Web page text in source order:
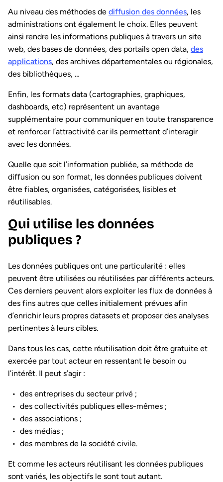
Au niveau des méthodes de diffusion des données, les
administrations ont également le choix. Elles peuvent
ainsi rendre les informations publiques à travers un site
web, des bases de données, des portails open data, des
applications, des archives départementales ou régionales,
des bibliothèques, …
Enfin, les formats data (cartographies, graphiques,
dashboards, etc) représentent un avantage
supplémentaire pour communiquer en toute transparence
et renforcer l’attractivité car ils permettent d’interagir
avec les données.
Quelle que soit l’information publiée, sa méthode de
diffusion ou son format, les données publiques doivent
être fiables, organisées, catégorisées, lisibles et
réutilisables.
Qui utilise les données
publiques ?
Les données publiques ont une particularité : elles
peuvent être utilisées ou réutilisées par différents acteurs.
Ces derniers peuvent alors exploiter les flux de données à
des fins autres que celles initialement prévues afin
d’enrichir leurs propres datasets et proposer des analyses
pertinentes à leurs cibles.
Dans tous les cas, cette réutilisation doit être gratuite et
exercée par tout acteur en ressentant le besoin ou
l’intérêt. Il peut s’agir :
des entreprises du secteur privé ;
des collectivités publiques elles-mêmes ;
des associations ;
des médias ;
des membres de la société civile.
Et comme les acteurs réutilisant les données publiques
sont variés, les objectifs le sont tout autant.